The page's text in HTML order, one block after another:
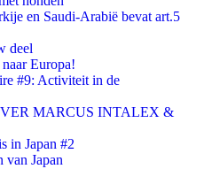
en Saudi-Arabië bevat art.5
deel
Europa!
#9: Activiteit in de
MARCUS INTALEX &
in Japan #2
Japan